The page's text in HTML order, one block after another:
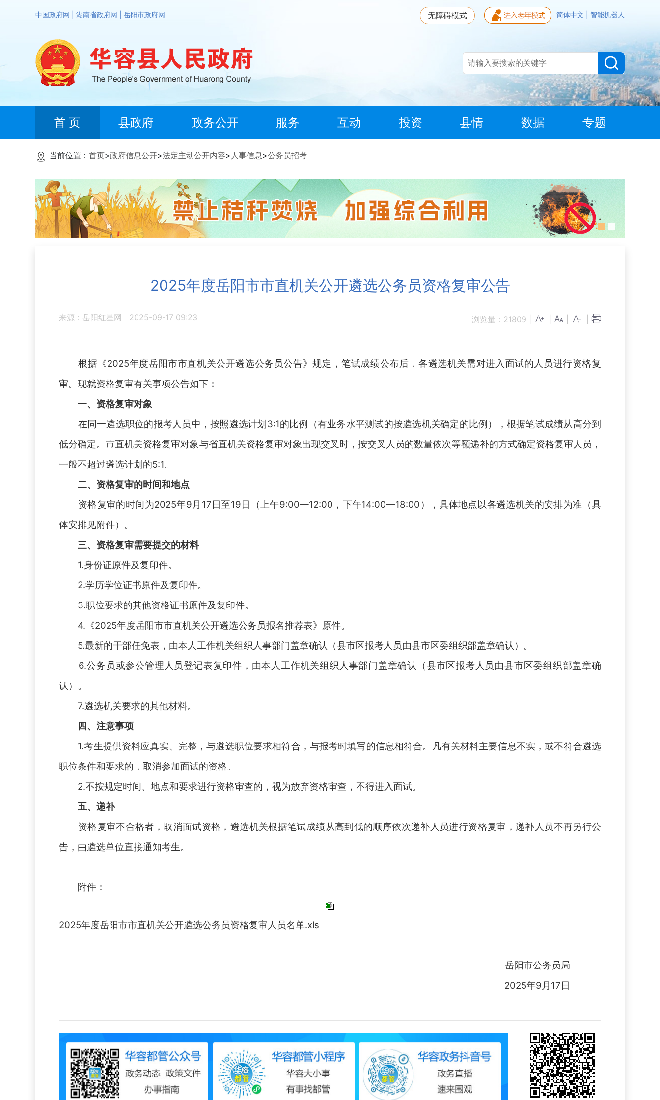
中国政府网 湖南省政府网 岳阳市政府网 简体中文 智能机器人
无障碍模式
首 页 县政府 政务公开 服务 互动 投资 县情 数据 专题
当前位置： 首页>政府信息公开>法定主动公开内容> 人事信息>公务员招考
2025年度岳阳市市直机关公开遴选公务员资格复审公告
来源：岳阳红星网 2025-09-17 09:23 浏览量： 21809
根据《2025年度岳阳市市直机关公开遴选公务员公告》规定，笔试成绩公布后，各遴选机关需对进入面试的人员进行资格复
审。现就资格复审有关事项公告如下：
一、资格复审对象
在同一遴选职位的报考人员中，按照遴选计划 3:1的比例（有业务水平测试的按遴选机关确定的比例） ， 根据笔试成绩从高分到
低分确定。市直机关资格复审对象与省直机关资格复审对象出现交叉时，按交叉人员的数量依次等额递补的方式确定资格复审人员，
一般不超过遴选计划的5:1。
二、资格复审的时间和地点
资格复审的时间为2025年9月 17日至19日 （上午9:00—12:00，下午14:00—18:00） ， 具体地点以各遴选机关的安排为准（具
体安排见附件）。
三、资格复审需要提交的材料
1.身份证原件及复印件。
2.学历学位证书原件及复印件。
3.职位要求的其他资格证书原件及复印件。
4.《2025年度岳阳市市直机关公开遴选公务员报名推荐表》原件。
5.最新的干部任免表，由本人工作机关组织人事部门盖章确认（县市区报考人员由县市区委组织部盖章确认）。
6.公务员或参公管理人员登记表复印件，由本人工作机关组织人事部门盖章确认（县市区报考人员由县市区委组织部盖章确
认）。
7.遴选机关要求的其他材料。
四 、注意事项
1.考生提供资料应真实、完整，与遴选职位要求相符合，与报考时填写的信息相符合。凡有关材料主要信息不实，或不符合遴选
职位条件和要求的，取消参加面试的资格。
2.不按规定时间、地点和要求进行资格审查的，视为放弃资格审查，不得进入面试。
五、递补
资格复审不合格者，取消面试资格，遴选机关根据笔试成绩从高到低的顺序依次递补人员进行资格复审，递补人员不再另行公
告，由遴选单位直接通知考生。
附件：
2025年度岳阳市市直机关公开遴选公务员资格复审人员名单.xls
岳阳市公务员局
2025年9月 17日